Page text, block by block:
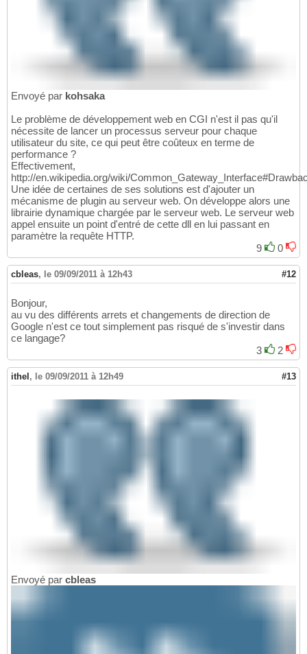
Envoyé par kohsaka
Le problème de développement web en CGI n'est il pas qu'il
nécessite de lancer un processus serveur pour chaque
utilisateur du site, ce qui peut être coûteux en terme de
performance ?
Effectivement,
http://en.wikipedia.org/wiki/
Une idée de certaines de ses solutions est d'ajouter un
mécanisme de plugin au serveur web. On développe alors une
librairie dynamique chargée par le serveur web. Le serveur web
appel ensuite un point d'entré de cette dll en lui passant en
paramètre la requête HTTP.
9
0
cbleas, le 09/09/2011 à 12h43 #12
Bonjour,
au vu des différents arrets et changements de direction de
Google n'est ce tout simplement pas risqué de s'investir dans
ce langage?
3
2
ithel , le 09/09/2011 à 12h49 #13
Envoyé par cbleas